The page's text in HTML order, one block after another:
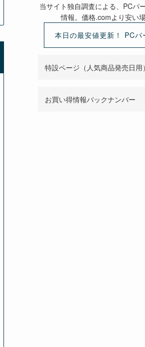
当サイト独自調査による、PCパ
情報。価格.comより安い
本日の最安値更新！ PCパ
特設ページ（人気商品発売日用）
お買い得情報バックナンバー